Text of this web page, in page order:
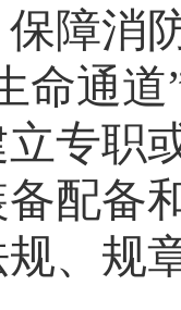
障消
命通
立专职
配备
、规